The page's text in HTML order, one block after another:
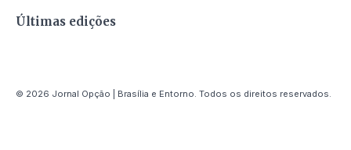
Últimas edições
© 2026 Jornal Opção | Brasília e Entorno. Todos os direitos reservados.